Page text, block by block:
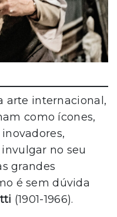
arte internacional,
como ícones,
no seu
grandes
é sem dúvida
(1901-1966).